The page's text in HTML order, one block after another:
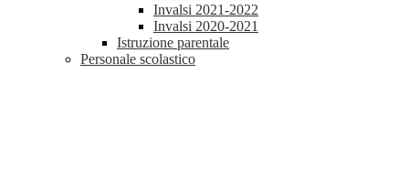
Invalsi 2021-2022
Invalsi 2020-2021
Istruzione parentale
Personale scolastico